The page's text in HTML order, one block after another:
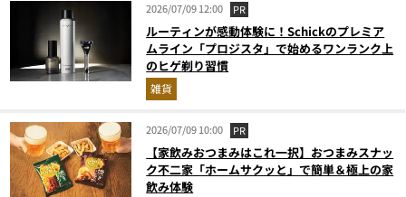
2026/07/09 12:00 PR
ルーティンが感動体験に！Schickのプレミア
ムライン「プロジスタ」で始めるワンランク上
のヒゲ剃り習慣
雑貨
2026/07/09 10:00 PR
【家飲みおつまみはこれ一択】おつまみスナッ
ク不二家「ホームサクッと」で簡単＆極上の家
飲み体験